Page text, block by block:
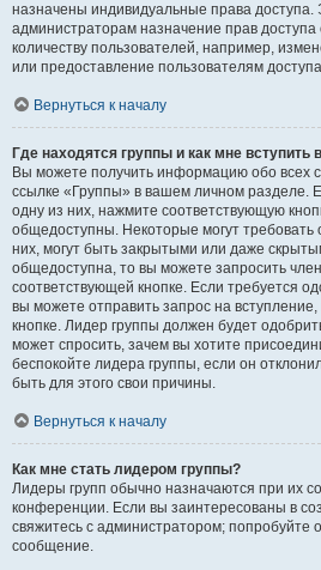
назначены индивидуальные права доступа.
администраторам назначение прав
количеству пользователей, например,
или предоставление пользователям
Вернуться к началу
Где находятся группы и как мне вступить
Вы можете получить информацию обо всех
ссылке «Группы» в вашем личном разделе.
одну из них, нажмите соответствующую
общедоступны. Некоторые могут требовать
них, могут быть закрытыми или даже
общедоступна, то вы можете запросить
соответствующей кнопке. Если требуется
вы можете отправить запрос на
кнопке. Лидер группы должен будет
может спросить, зачем вы хотите
беспокойте лидера группы, если он
быть для этого свои причины.
Вернуться к началу
Как мне стать лидером группы?
Лидеры групп обычно назначаются при их
конференции. Если вы заинтересованы в
свяжитесь с администратором; попробуйте
сообщение.